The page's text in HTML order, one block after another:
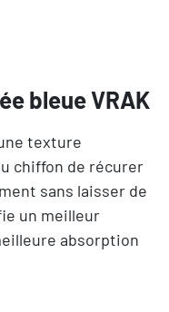
bleue VRAK
texture
chiffon de récurer
sans laisser de
un meilleur
absorption